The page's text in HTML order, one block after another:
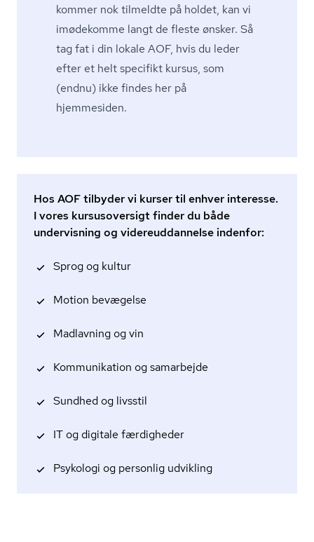
kommer nok tilmeldte på holdet, kan vi
imødekomme langt de fleste ønsker. Så
tag fat i din lokale AOF, hvis du leder
efter et helt specifikt kursus, som
(endnu) ikke findes her på
hjemmesiden.
Hos AOF tilbyder vi kurser til enhver interesse.
I vores kursusoversigt finder du både
undervisning og videreuddannelse indenfor:
Sprog og kultur
Motion bevægelse
Madlavning og vin
Kommunikation og samarbejde
Sundhed og livsstil
IT og digitale færdigheder
Psykologi og personlig udvikling